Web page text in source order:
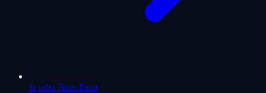
Ja oder Nein Tarot